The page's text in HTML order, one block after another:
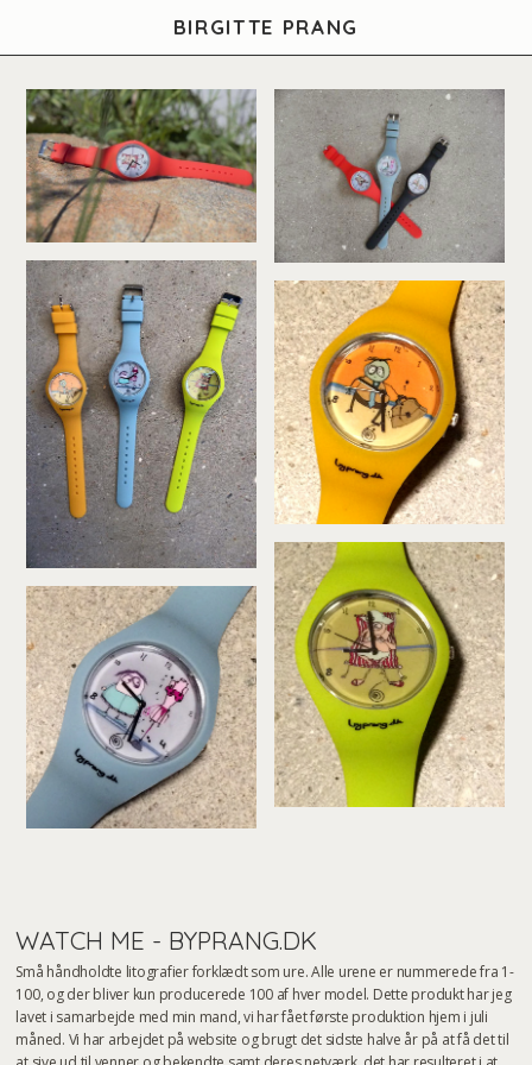
BIRGITTE PRANG
WATCH ME - BYPRANG.DK
Små håndholdte litografier forklædt som ure. Alle urene er nummerede fra 1-
100, og der bliver kun producerede 100 af hver model. Dette produkt har jeg
lavet i samarbejde med min mand, vi har fået første produktion hjem i juli
måned. Vi har arbejdet på website og brugt det sidste halve år på at få det til